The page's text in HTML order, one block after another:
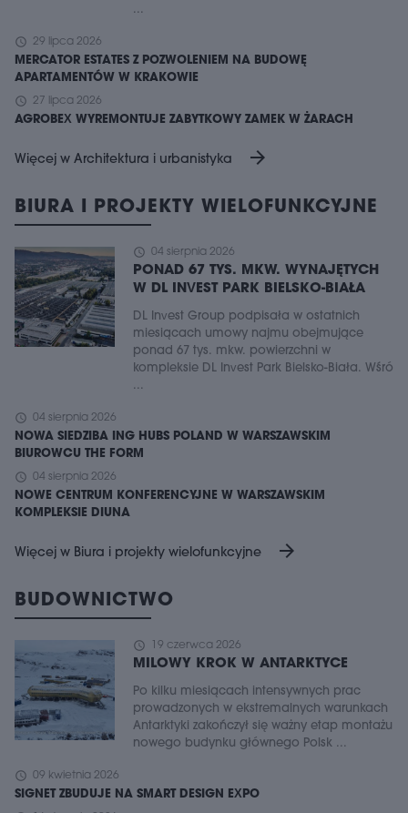
...
schedule 29 lipca 2026
MERCATOR ESTATES Z POZWOLENIEM NA BUDOWĘ
APARTAMENTÓW W KRAKOWIE
schedule 27 lipca 2026
AGROBEX WYREMONTUJE ZABYTKOWY ZAMEK W ŻARACH
Więcej w Architektura i urbanistyka arrow_forward
BIURA I PROJEKTY WIELOFUNKCYJNE
schedule 04 sierpnia 2026
PONAD 67 TYS. MKW. WYNAJĘTYCH
W DL INVEST PARK BIELSKO-BIAŁA
DL Invest Group podpisała w ostatnich
miesiącach umowy najmu obejmujące
ponad 67 tys. mkw. powierzchni w
kompleksie DL Invest Park Bielsko-Biała. Wśró
...
schedule 04 sierpnia 2026
NOWA SIEDZIBA ING HUBS POLAND W WARSZAWSKIM
BIUROWCU THE FORM
schedule 04 sierpnia 2026
NOWE CENTRUM KONFERENCYJNE W WARSZAWSKIM
KOMPLEKSIE DIUNA
Więcej w Biura i projekty wielofunkcyjne arrow_forward
BUDOWNICTWO
schedule 19 czerwca 2026
MILOWY KROK W ANTARKTYCE
Po kilku miesiącach intensywnych prac
prowadzonych w ekstremalnych warunkach
Antarktyki zakończył się ważny etap montażu
nowego budynku głównego Polsk ...
schedule 09 kwietnia 2026
SIGNET ZBUDUJE NA SMART DESIGN EXPO